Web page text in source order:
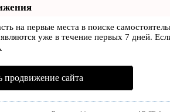
на первые места в поиске
уже в течение первых 7 дней.
продвижение сайта